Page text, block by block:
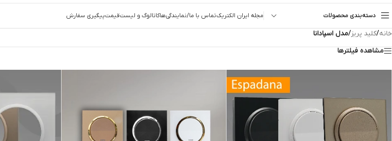
دسته‌بندی محصولات مجله ایران الکتریکتماس با ما/نمایندگی‌هاکاتالوگ و لیست‌قیمتپیگیری سفارش
خانه/کلید پریز/مدل اسپادانا
مشاهده فیلترها